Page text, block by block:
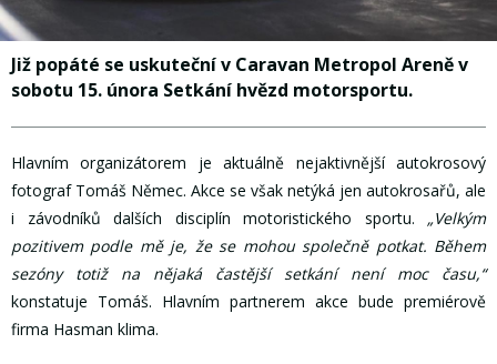
Již popáté se uskuteční v Caravan Metropol Areně v
sobotu 15. února Setkání hvězd motorsportu.
Hlavním organizátorem je aktuálně nejaktivnější autokrosový
fotograf Tomáš Němec. Akce se však netýká jen autokrosařů, ale
i závodníků dalších disciplín motoristického sportu. „Velkým
pozitivem podle mě je, že se mohou společně potkat. Během
sezóny totiž na nějaká častější setkání není moc času,“
konstatuje Tomáš. Hlavním partnerem akce bude premiérově
firma Hasman klima.